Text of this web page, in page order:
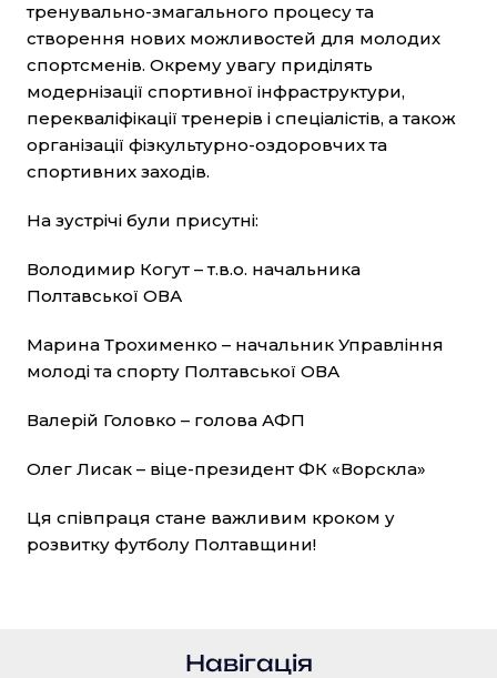
тренувально-змагального процесу та
створення нових можливостей для молодих
спортсменів. Окрему увагу приділять
модернізації спортивної інфраструктури,
перекваліфікації тренерів і спеціалістів, а також
організації фізкультурно-оздоровчих та
спортивних заходів.
На зустрічі були присутні:
Володимир Когут – т.в.о. начальника
Полтавської ОВА
Марина Трохименко – начальник Управління
молоді та спорту Полтавської ОВА
Валерій Головко – голова АФП
Олег Лисак – віце-президент ФК «Ворскла»
Ця співпраця стане важливим кроком у
розвитку футболу Полтавщини!
Навігація